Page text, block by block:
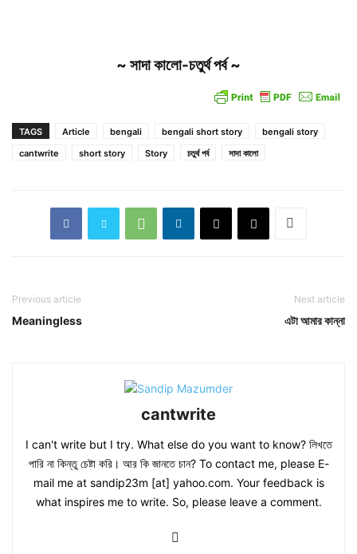
~ সাদা কালো-চতুর্থ পর্ব ~
TAGS Article bengali bengali short story
bengali story
cantwrite
short story Story চতুর্থ পর্ব সাদা কালো
Previous article
Meaningless
Next article
এটা আমার কান্না
cantwrite
I can't write but I try. What else do you want to know? লিখতে
পারি না কিন্তু চেষ্টা করি। আর কি জানতে চান? To contact me, please E-
mail me at sandip23m [at] yahoo.com. Your feedback is
what inspires me to write. So, please leave a comment.